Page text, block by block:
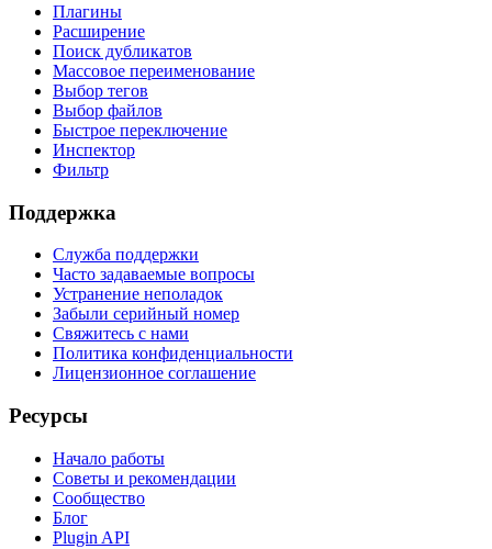
Плагины
Расширение
Поиск дубликатов
Массовое переименование
Выбор тегов
Выбор файлов
Быстрое переключение
Инспектор
Фильтр
Поддержка
Служба поддержки
Часто задаваемые вопросы
Устранение неполадок
Забыли серийный номер
Свяжитесь с нами
Политика конфиденциальности
Лицензионное соглашение
Ресурсы
Начало работы
Советы и рекомендации
Сообщество
Блог
Plugin API